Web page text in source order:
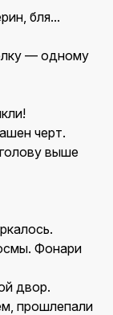
бля...
— одному
черт.
выше
Фонари
двор.
прошлепали